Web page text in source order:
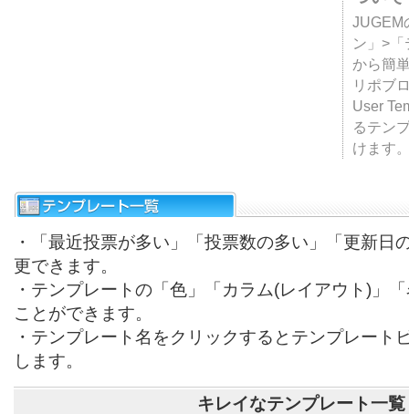
JUGEM
ン」>
から簡
リポブ
User
るテン
けます
・「最近投票が多い」「投票数の多い」「更新日
更できます。
・テンプレートの「色」「カラム(レイアウト)」
ことができます。
・テンプレート名をクリックするとテンプレート
します。
キレイなテンプレート一覧